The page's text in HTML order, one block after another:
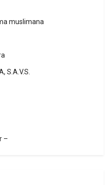
muslimana
S.A.V.S.
–